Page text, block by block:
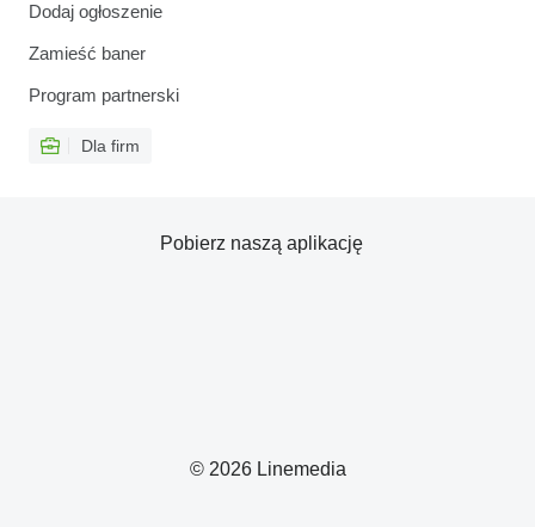
Dodaj ogłoszenie
Zamieść baner
Program partnerski
Dla firm
© 2026 Linemedia
Pobierz naszą aplikację